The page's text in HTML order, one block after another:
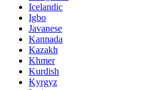
Icelandic
Igbo
Javanese
Kannada
Kazakh
Khmer
Kurdish
Kyrgyz